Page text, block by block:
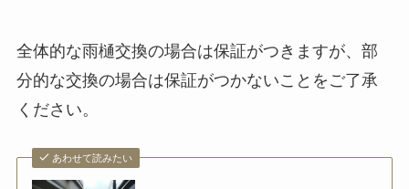
全体的な雨樋交換の場合は保証がつきますが、部
分的な交換の場合は保証がつかないことをご了承
ください。
あわせて読みたい